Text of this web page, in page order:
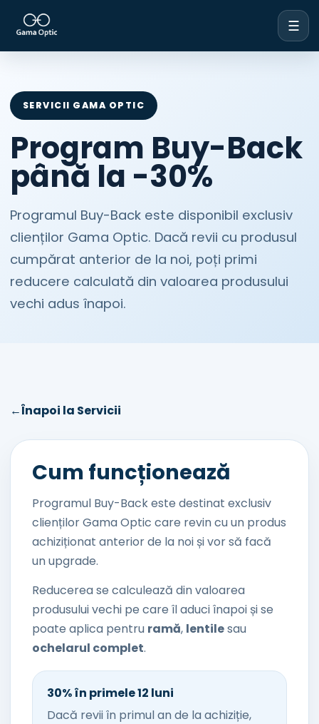
☰
SERVICII GAMA OPTIC
Program Buy-Back
până la -30%
Programul Buy-Back este disponibil exclusiv
clienților Gama Optic. Dacă revii cu produsul
cumpărat anterior de la noi, poți primi
reducere calculată din valoarea produsului
vechi adus înapoi.
←Înapoi la Servicii
Cum funcționează
Programul Buy-Back este destinat exclusiv
clienților Gama Optic care revin cu un produs
achiziționat anterior de la noi și vor să facă
un upgrade.
Reducerea se calculează din valoarea
produsului vechi pe care îl aduci înapoi și se
poate aplica pentru ramă, lentilesau
ochelarul complet.
30% în primele 12 luni
Dacă revii în primul an de la achiziție,